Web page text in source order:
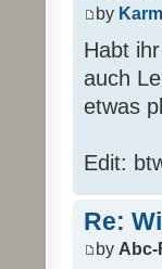
by Karm
Habt
auch
etwas
Edit:
Re:
by Abc-